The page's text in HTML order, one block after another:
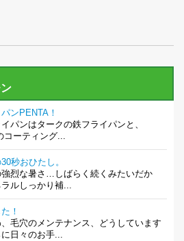
ンPENTA！
パンはタークの鉄フライパンと、
ーティング...
秒おひたし。
烈な暑さ…しばらく続くみたいだか
ルしっかり補...
！
毛穴のメンテナンス、どうしています
日々のお手...